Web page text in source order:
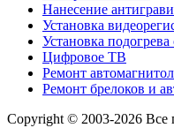
Нанесение
Установка
Установка
Цифровое ТВ
Ремонт автомагнитол
Ремонт брелоков и
Copyright © 2003-2026 Все